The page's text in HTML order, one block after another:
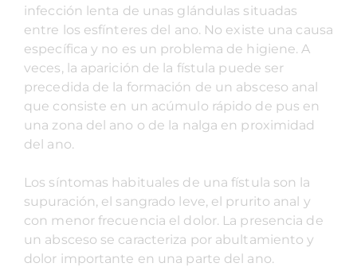
infección lenta de unas glándulas situadas
entre los esfínteres del ano. No existe una causa
específica y no es un problema de higiene. A
veces, la aparición de la fístula puede ser
precedida de la formación de un absceso anal
que consiste en un acúmulo rápido de pus en
una zona del ano o de la nalga en proximidad
del ano.
Los síntomas habituales de una fístula son la
supuración, el sangrado leve, el prurito anal y
con menor frecuencia el dolor. La presencia de
un absceso se caracteriza por abultamiento y
dolor importante en una parte del ano.